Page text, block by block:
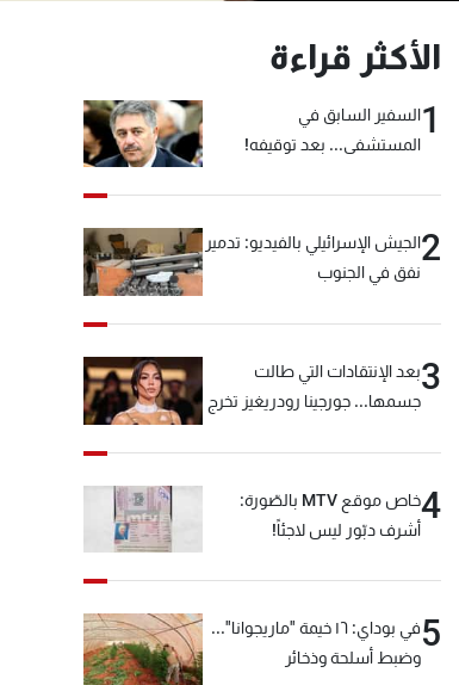
الأكثر قراءة
1السفير السابق في
المستشفى... بعد توقيفه!
2الجيش الإسرائيلي بالفيديو: تدمير
نفق في الجنوب
3بعد الإنتقادات التي طالت
جسمها... جورجينا رودريغيز تخرج
4
خاص موقع MTV بالصّورة:
أشرف دبّور ليس لاجئاً!
5
في بوداي: ١٦ خيمة "ماريجوانا"...
وضبط أسلحة وذخائر